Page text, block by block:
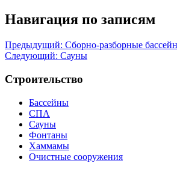
Навигация по записям
Предыдущий: Сборно-разборные
Следующий: Сауны
Строительство
Бассейны
СПА
Сауны
Фонтаны
Хаммамы
Очистные сооружения